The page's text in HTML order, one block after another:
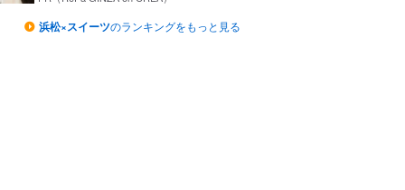
浜松×スイーツのランキングをもっと見る